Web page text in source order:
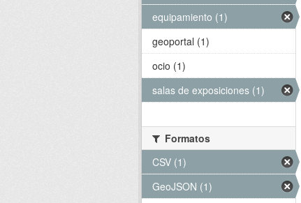
equipamiento (1)
geoportal (1)
ocio (1)
salas de exposiciones (1)
Formatos
CSV (1)
GeoJSON (1)